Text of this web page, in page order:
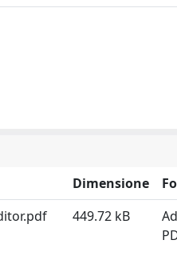
Dimensione
449.72 kB